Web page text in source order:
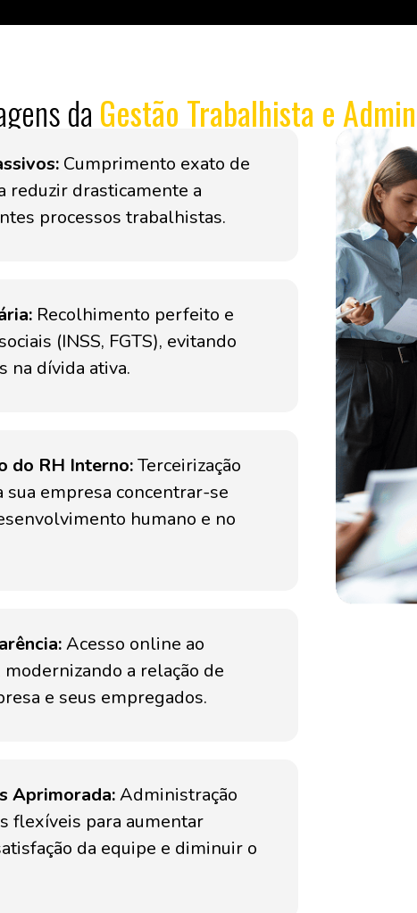
da Gestão Trabalhista e
Cumprimento exato de
reduzir drasticamente a
processos trabalhistas.
Recolhimento perfeito e
(INSS, FGTS), evitando
na dívida ativa.
do RH Interno:Terceirização
sua empresa concentrar-se
humano e no
Acesso online ao
a relação de
e seus empregados.
Aprimorada:Administração
flexíveis para aumentar
da equipe e diminuir o